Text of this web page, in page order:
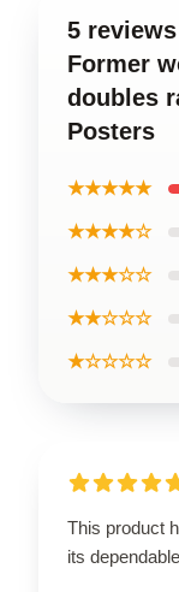
5
Former
doubles
Posters
★★★★★
★★★★☆
★★★☆☆
★★☆☆☆
★☆☆☆☆
This product
its